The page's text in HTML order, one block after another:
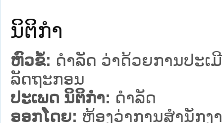
ນິຕິກໍາ
ຫົວຂໍ້: ດຳລັດ ວ່າດ້ວຍການປະເ
ລັດຖະກອນ
ປະເພດ ນິຕິກໍາ: ດໍາລັດ
ອອກໂດຍ: ຫ້ອງວ່າການສຳນັກ